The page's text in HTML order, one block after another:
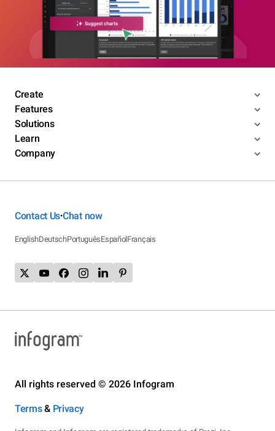
Create
Features
Solutions
Learn
Company
Contact Us•Chat now
EnglishDeutschPortuguêsEspañolFrançais
All rights reserved © 2026 Infogram
Terms& Privacy